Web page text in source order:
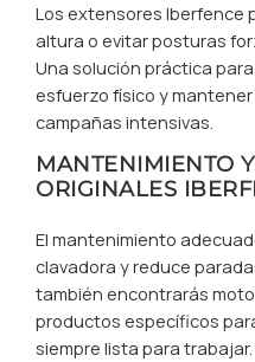
Los extensores Iberfence
altura o evitar posturas
Una solución práctica
esfuerzo físico y
campañas intensivas.
MANTENIMIENTO
ORIGINALES
El mantenimiento
clavadora y reduce
también encontrarás
productos específicos
siempre lista para trabajar.